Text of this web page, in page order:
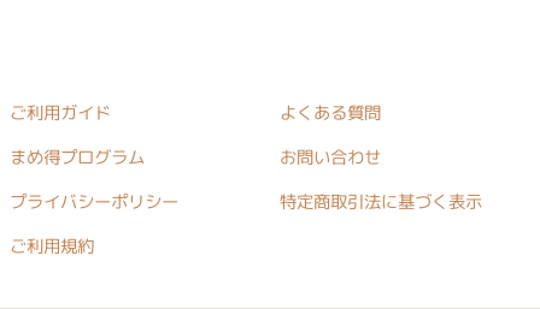
ご利用ガイド よくある質問
まめ得プログラム お問い合わせ
プライバシーポリシー 特定商取引法に基づく表示
ご利用規約